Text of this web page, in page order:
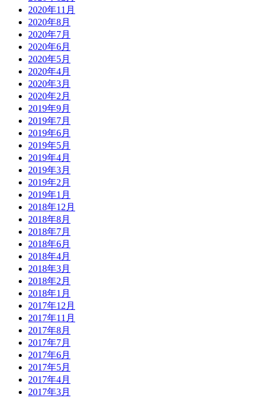
2020年11月
2020年8月
2020年7月
2020年6月
2020年5月
2020年4月
2020年3月
2020年2月
2019年9月
2019年7月
2019年6月
2019年5月
2019年4月
2019年3月
2019年2月
2019年1月
2018年12月
2018年8月
2018年7月
2018年6月
2018年4月
2018年3月
2018年2月
2018年1月
2017年12月
2017年11月
2017年8月
2017年7月
2017年6月
2017年5月
2017年4月
2017年3月